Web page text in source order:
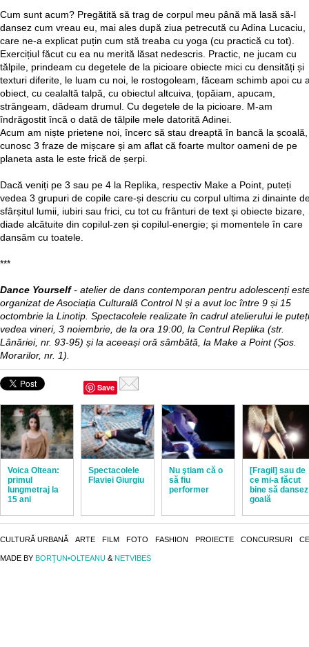
Cum sunt acum? Pregătită să trag de corpul meu până mă lasă să-l
dansez cum vreau eu, mai ales după ziua petrecută cu Adina Lucaciu,
care ne-a explicat puțin cum stă treaba cu yoga (cu practică cu tot).
Exercițiul făcut cu ea nu merită lăsat nedescris. Practic, ne jucam cu
tălpile, prindeam cu degetele de la picioare obiecte mici cu densități și
texturi diferite, le luam cu noi, le rostogoleam, făceam schimb apoi cu
obiect, cu cealaltă talpă, cu obiectul altcuiva, țopăiam, apucam,
strângeam, dădeam drumul. Cu degetele de la picioare. M-am
îndrăgostit încă o dată de tălpile mele datorită Adinei.
Acum am niște prietene noi, încerc să stau dreaptă în bancă la școală,
cunosc 3 fraze de mișcare și am aflat că foarte multor oameni de pe
planeta asta le este frică de șerpi.
Dacă veniți pe 3 sau pe 4 la Replika, respectiv Make a Point, puteți
vedea 3 grupuri de copile care-și descriu cu corpul ultima zi dinainte
sfârșitul lumii, iubiri sau frici, cu tot cu frânturi de text și obiecte bizare,
diade alcătuite din copilul-zen și copilul-energie; și momentele în care
dansăm cu toatele.
***
Dance Yourself- atelier de dans contemporan pentru adolescenți
organizat de Asociația Culturală Control N și a avut loc între 9 și 15
octombrie la Linotip. Spectacolele realizate în cadrul atelierului le puteți
vedea vineri, 3 noiembrie, de la ora 19:00, la Centrul Replika (str.
Lânăriei, nr. 93-95) și la aceeași oră sâmbătă, la Make a Point (Șos.
Morarilor, nr. 1).
Save
Voica Oltean:
primul
lungmetraj la
15 ani
Spectacolele
Flaviei Giurgiu
Nu ştiam că o
să fiu
performer
[Fragil] sau de
ce mi-a făcut
bine să dansez
goală
CULTURĂ URBANĂ ARTE FILM FOTO FASHION PROIECTE CONCURSURI
MADE BY BORŢUN•OLTEANU & NETVIBES